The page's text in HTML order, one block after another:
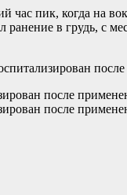
час пик, когда на
в грудь, с